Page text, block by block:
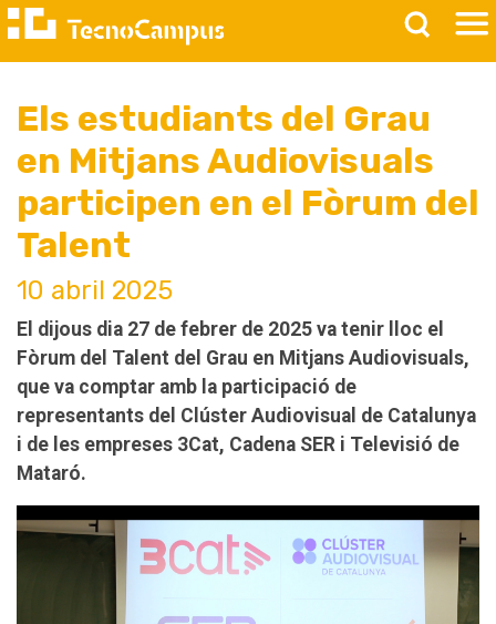
Els estudiants del Grau
en Mitjans Audiovisuals
participen en el Fòrum del
Talent
10 abril 2025
El dijous dia 27 de febrer de 2025 va tenir lloc el
Fòrum del Talent del Grau en Mitjans Audiovisuals,
que va comptar amb la participació de
representants del Clúster Audiovisual de Catalunya
i de les empreses 3Cat, Cadena SER i Televisió de
Mataró.